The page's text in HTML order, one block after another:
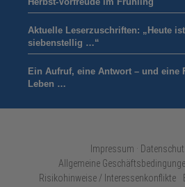
Aktuelle Leserzuschriften: „Heute
siebenstellig …“
Ein Aufruf, eine Antwort – und eine
Leben …
Impressum ·
Allgemeine
Risikohinweise / Interessenkonflikte